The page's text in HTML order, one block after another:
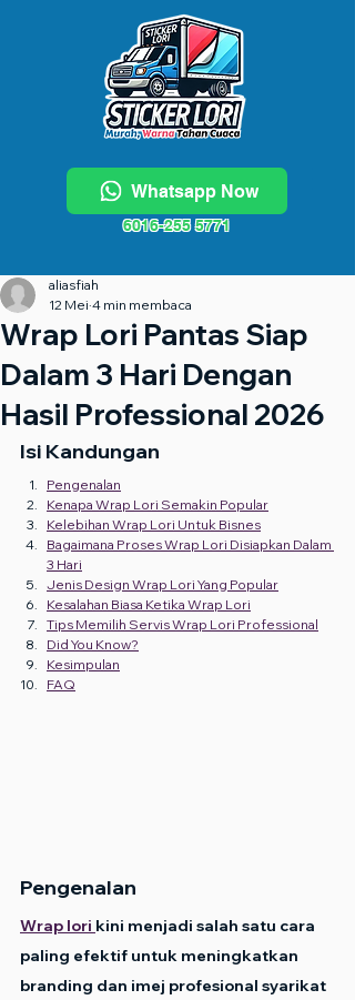
Whatsapp Now
6016-255 5771
Wrap Lori Pantas Siap
Dalam 3 Hari Dengan
Hasil Professional 2026
aliasfiah
12 Mei 4 min membaca
Isi Kandungan
Pengenalan
Kenapa Wrap Lori Semakin Popular
Kelebihan Wrap Lori Untuk Bisnes
Bagaimana Proses Wrap Lori Disiapkan Dalam
3 Hari
Jenis Design Wrap Lori Yang Popular
Kesalahan Biasa Ketika Wrap Lori
Tips Memilih Servis Wrap Lori Professional
Did You Know?
Kesimpulan
FAQ
Pengenalan
Wrap lori kini menjadi salah satu cara
paling efektif untuk meningkatkan
branding dan imej profesional syarikat